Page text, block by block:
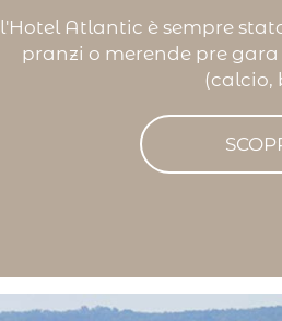
l'Hotel Atlantic è sempre
pranzi o merende pre
(calcio,